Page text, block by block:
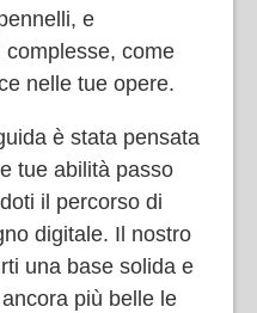
e
come
nelle tue opere.
è stata pensata
tue abilità passo
il percorso di
digitale. Il nostro
una base solida e
più belle le